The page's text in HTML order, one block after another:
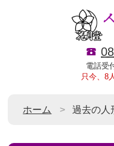
電話受
只今、8
ホーム 過去の人